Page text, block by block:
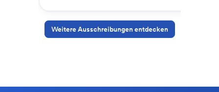
Weitere Ausschreibungen entdecken